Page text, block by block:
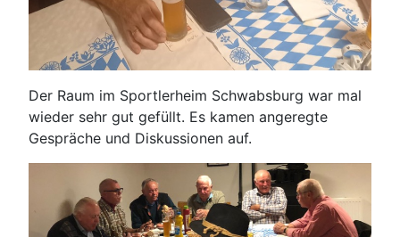
Der Raum im Sportlerheim Schwabsburg war mal
wieder sehr gut gefüllt. Es kamen angeregte
Gespräche und Diskussionen auf.